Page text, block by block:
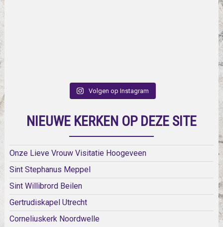
Volgen op Instagram
NIEUWE KERKEN OP DEZE SITE
Onze Lieve Vrouw Visitatie Hoogeveen
Sint Stephanus Meppel
Sint Willibrord Beilen
Gertrudiskapel Utrecht
Corneliuskerk Noordwelle